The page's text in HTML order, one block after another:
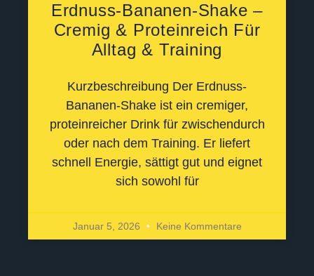
Erdnuss-Bananen-Shake –
Cremig & Proteinreich Für
Alltag & Training
Kurzbeschreibung Der Erdnuss-
Bananen-Shake ist ein cremiger,
proteinreicher Drink für zwischendurch
oder nach dem Training. Er liefert
schnell Energie, sättigt gut und eignet
sich sowohl für
Januar 5, 2026 Keine Kommentare